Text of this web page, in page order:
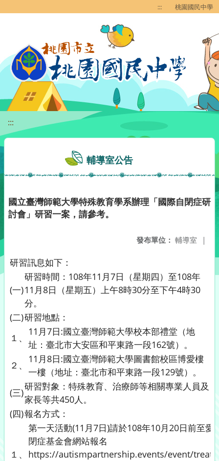
::: 桃園國民中學
:::
輔導室公告
國立臺灣師範大學特殊教育學系辦理「國際自閉症研
討會」研習一案，請參考。
發布單位： 輔導室 |
研習訊息如下：
(一)
研習時間：108年11月7日（星期四）至108年
11月8日（星期五）上午8時30分至下午4時30
分。
(二)研習地點：
１、
11月7日:國立臺灣師範大學校本部禮堂（地
址：臺北市大安區和平東路一段162號）。
２、
11月8日:國立臺灣師範大學圖書館校區博愛樓
一樓（地址：臺北市和平東路一段129號）。
(三)
研習對象：特殊教育、治療師等相關專業人員及
家長等共450人。
(四)報名方式：
１、
第一天活動(11月7日)請於108年10月20日前至愛
閉症基金會網站報名
https://autismpartnership.events/event/